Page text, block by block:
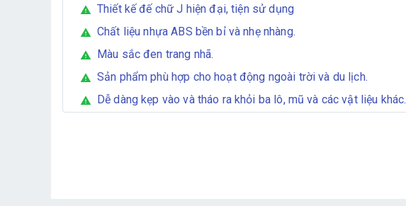
warning Thiết kế đế chữ J hiện đại, tiện sử dụng
warning Chất liệu nhựa ABS bền bỉ và nhẹ nhàng.
warning Màu sắc đen trang nhã.
warning Sản phẩm phù hợp cho hoạt động ngoài trời và du lịch.
warning Dễ dàng kẹp vào và tháo ra khỏi ba lô, mũ và các vật liệu khác.